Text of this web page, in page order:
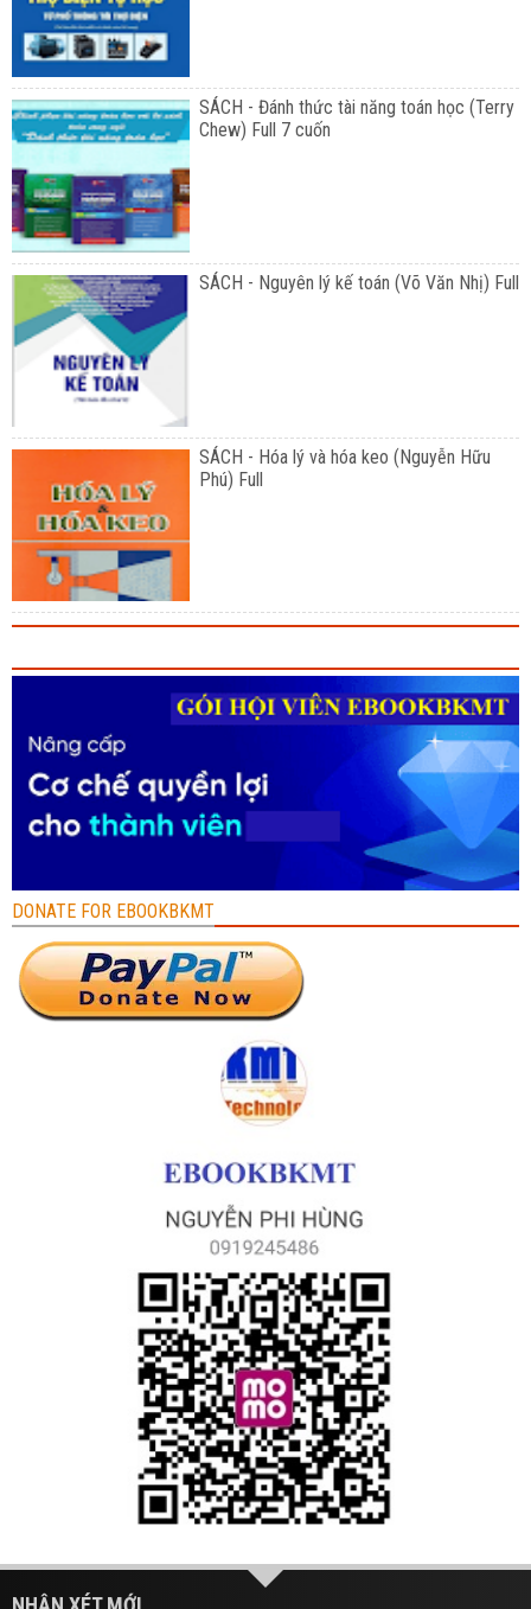
SÁCH - Đánh thức tài năng toán học (Terry
Chew) Full 7 cuốn
SÁCH - Nguyên lý kế toán (Võ Văn Nhị) Full
SÁCH - Hóa lý và hóa keo (Nguyễn Hữu
Phú) Full
DONATE FOR EBOOKBKMT